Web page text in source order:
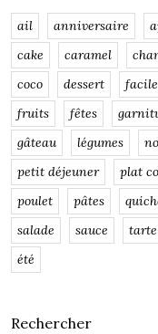
ail anniversaire
cake
caramel
coco
dessert facile
fruits
fêtes
gâteau
légumes
petit déjeuner
plat
poulet
pâtes
salade
sauce tarte
été
Rechercher